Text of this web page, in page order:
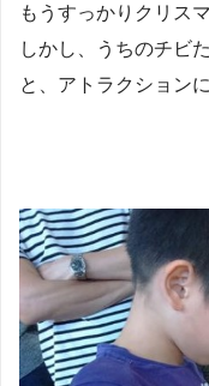
もうすっかりクリス
しかし、うちのチビ
と、アトラクション